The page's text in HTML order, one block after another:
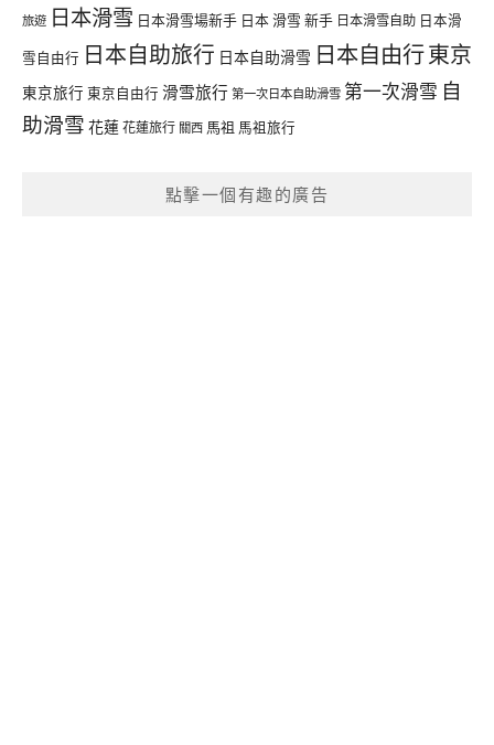
旅遊 日本滑雪 日本滑雪場新手 日本 滑雪 新手 日本滑雪自助 日本滑
雪自由行 日本自助旅行 日本自助滑雪 日本自由行東京
東京旅行 東京自由行 滑雪旅行 第一次日本自助滑雪 第一次滑雪 自
助滑雪 花蓮花蓮旅行 關西 馬祖 馬祖旅行
點擊一個有趣的廣告